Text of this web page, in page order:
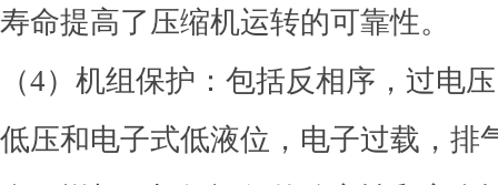
寿命提高了压缩机运转的可靠性。
（4）机组保护：包括反相序，过电
低压和电子式低液位，电子过载，排